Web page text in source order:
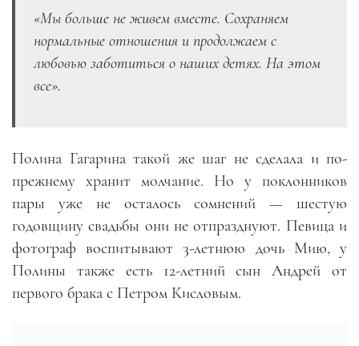
«Мы больше не живем вместе. Сохраняем
нормальные отношения и продолжаем с
любовью заботиться о наших детях. На этом
все».
Полина Гагарина такой же шаг не сделала и по-
прежнему хранит молчание. Но у поклонников
пары уже не осталось сомнений — шестую
годовщину свадьбы они не отпразднуют. Певица и
фотограф воспитывают 3-летнюю дочь Мию, у
Полины также есть 12-летний сын Андрей от
первого брака с Петром Кисловым.